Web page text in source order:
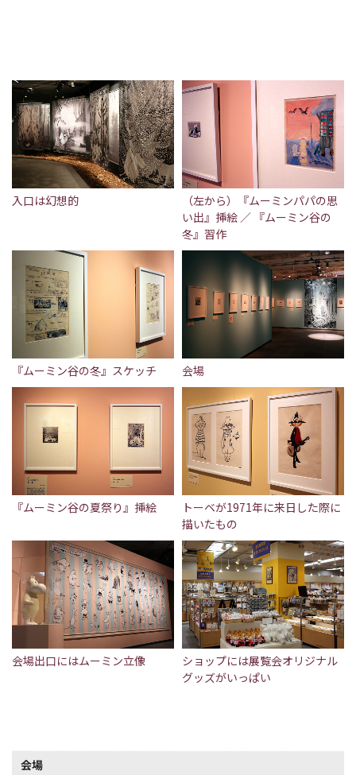
入口は幻想的
（左から）『ムーミンパパの思
い出』挿絵 ／ 『ムーミン谷の
冬』習作
『ムーミン谷の冬』スケッチ 会場
『ムーミン谷の夏祭り』挿絵
トーベが1971年に来日した際に
描いたもの
会場出口にはムーミン立像
ショップには展覧会オリジナル
グッズがいっぱい
会場